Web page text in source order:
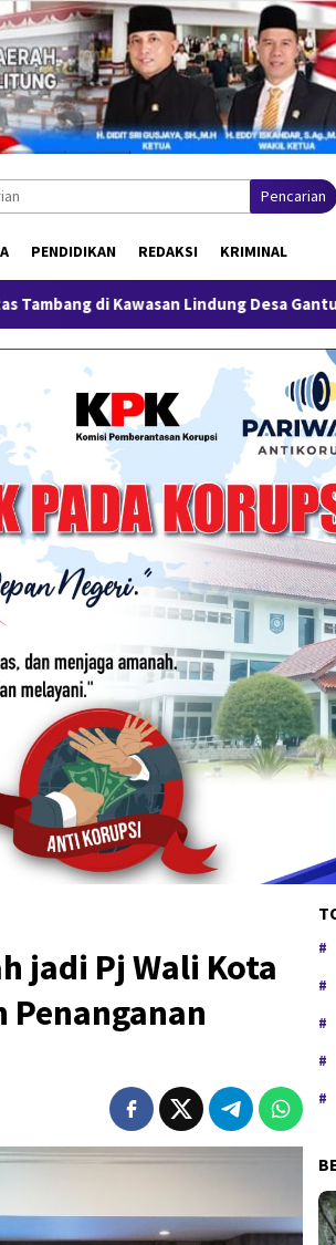
Pencarian
PENDIDIKAN REDAKSI KRIMINAL
Lindung Desa Gantung Disorot
jadi Pj Wali Kota